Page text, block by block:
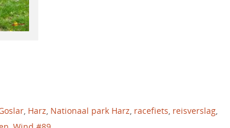
, Harz, Nationaal park Harz, racefiets, reisverslag,